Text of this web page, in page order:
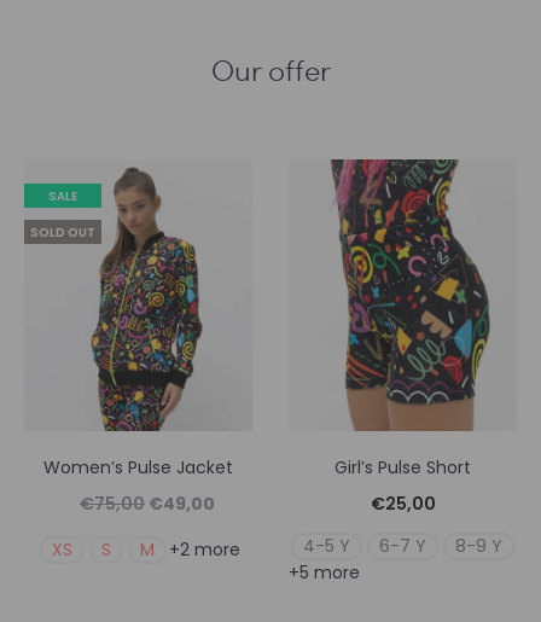
Our offer
SALE
SOLD OUT
Women’s Pulse Jacket
€75,00 Original
price
€49,00
XS S M +2 more
Girl’s Pulse Short
€25,00
4-5 Y
6-7 Y
8-9 Y
+5 more